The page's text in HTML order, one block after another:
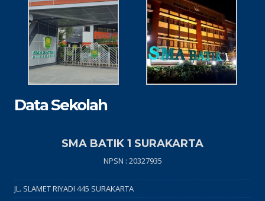
Data Sekolah
SMA BATIK 1 SURAKARTA
NPSN : 20327935
JL. SLAMET RIYADI 445 SURAKARTA